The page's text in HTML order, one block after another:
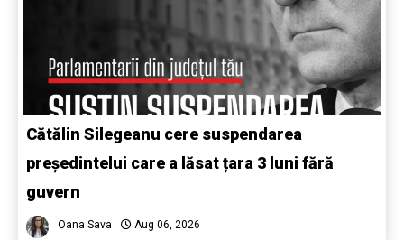
Cătălin Silegeanu cere suspendarea
președintelui care a lăsat țara 3 luni fără
guvern
Oana Sava Aug 06, 2026